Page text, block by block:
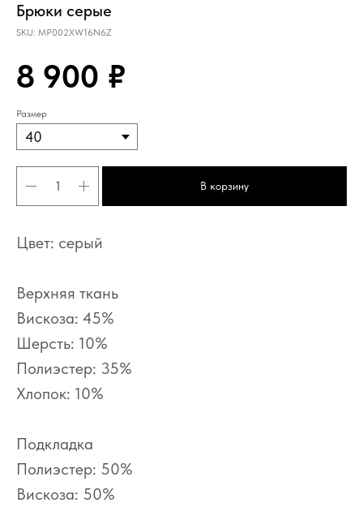
Брюки серые
SKU: MP002XW16N6Z
8 900 ₽
Размер
В корзину
Цвет: серый
Верхняя ткань
Вискоза: 45%
Шерсть: 10%
Полиэстер: 35%
Хлопок: 10%
Подкладка
Полиэстер: 50%
Вискоза: 50%
Политика конфиденциальности.
Согласие на обработку персональных данных
О нас